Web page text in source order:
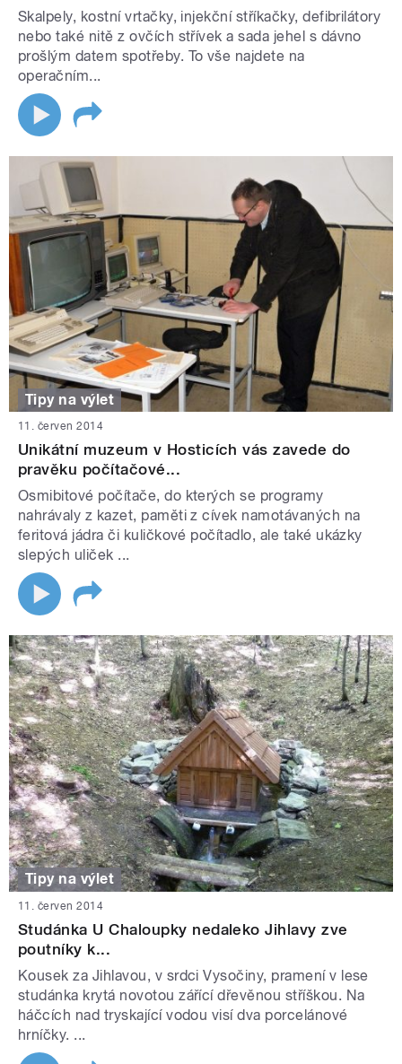
Skalpely, kostní vrtačky, injekční stříkačky, defibrilátory
nebo také nitě z ovčích střívek a sada jehel s dávno
prošlým datem spotřeby. To vše najdete na
operačním...
Tipy na výlet
11. červen 2014
Unikátní muzeum v Hosticích vás zavede do
pravěku počítačové...
Osmibitové počítače, do kterých se programy
nahrávaly z kazet, paměti z cívek namotávaných na
feritová jádra či kuličkové počítadlo, ale také ukázky
slepých uliček ...
Tipy na výlet
11. červen 2014
Studánka U Chaloupky nedaleko Jihlavy zve
poutníky k...
Kousek za Jihlavou, v srdci Vysočiny, pramení v lese
studánka krytá novotou zářící dřevěnou stříškou. Na
háčcích nad tryskající vodou visí dva porcelánové
hrníčky. ...